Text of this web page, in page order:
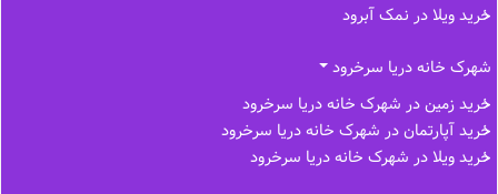
خرید ویلا در نمک آبرود
شهرک خانه دریا سرخرود
خرید زمین در شهرک خانه دریا سرخرود
خرید آپارتمان در شهرک خانه دریا سرخرود
خرید ویلا در شهرک خانه دریا سرخرود